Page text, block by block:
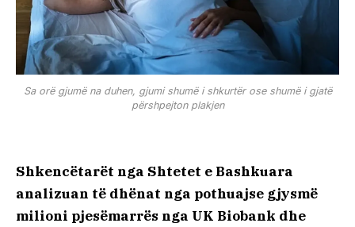
Sa orë gjumë na duhen, gjumi shumë i shkurtër ose shumë i gjatë
përshpejton plakjen
Shkencëtarët nga Shtetet e Bashkuara
analizuan të dhënat nga pothuajse gjysmë
milioni pjesëmarrës nga UK Biobank dhe